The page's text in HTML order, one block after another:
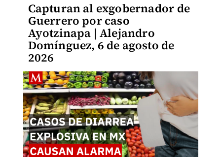
Capturan al exgobernador de
Guerrero por caso
Ayotzinapa | Alejandro
Domínguez, 6 de agosto de
2026